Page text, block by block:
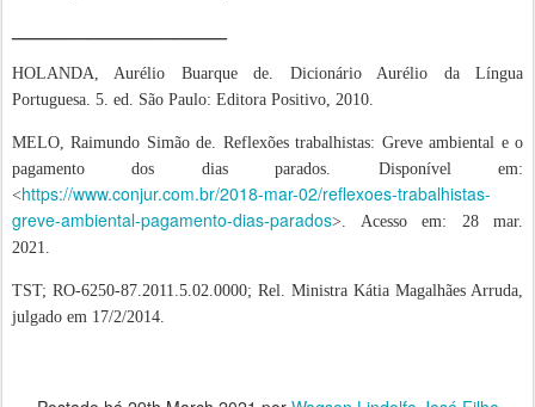
HOLANDA, Aurélio Buarque de. Dicionário Aurélio da Língua
Portuguesa. 5. ed. São Paulo: Editora Positivo, 2010.
MELO, Raimundo Simão de. Reflexões trabalhistas: Greve ambiental e o
pagamento dos dias parados. Disponível em:
<https://www.conjur.com.br/2018-mar-02/reflexoes-trabalhistas-
greve-ambiental-pagamento-dias-parados>. Acesso em: 28 mar.
2021.
TST; RO-6250-87.2011.5.02.0000; Rel. Ministra Kátia Magalhães Arruda,
julgado em 17/2/2014.